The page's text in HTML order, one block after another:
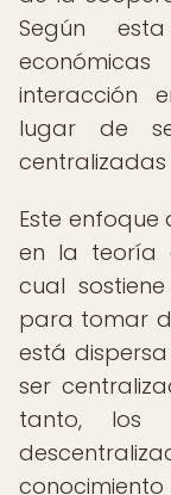
Según
interacción
lugar de
centralizadas
Este
en la teoría
cual
para tomar
está
ser
tanto, los